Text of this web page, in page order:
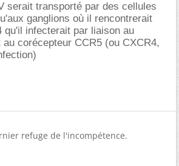
serait transporté par des cellules
ganglions où il rencontrerait
qu'il infecterait par liaison au
corécepteur CCR5 (ou CXCR4,
refuge de l'incompétence.